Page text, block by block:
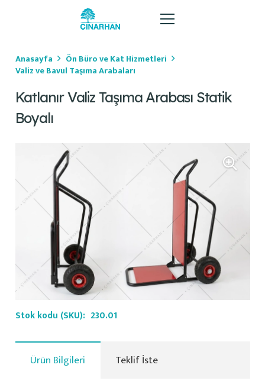
Anasayfa
Ön Büro ve Kat Hizmetleri
Valiz ve Bavul Taşıma Arabaları
Katlanır Valiz Taşıma Arabası Statik
Boyalı
Stok kodu (SKU): 230.01
Ürün Bilgileri Teklif İste